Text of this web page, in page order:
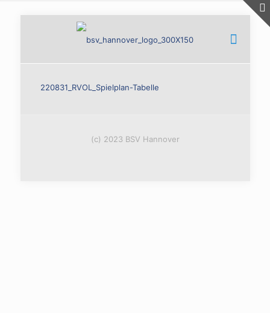
220831_RVOL_Spielplan-Tabelle
(c) 2023 BSV Hannover